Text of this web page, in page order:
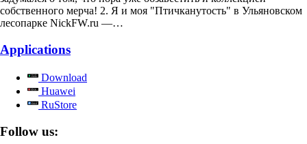
собственного мерча! 2. Я и моя "Птичканутость" в Ульяновском
лесопарке NickFW.ru —…
Applications
Download
Huawei
RuStore
Follow us: